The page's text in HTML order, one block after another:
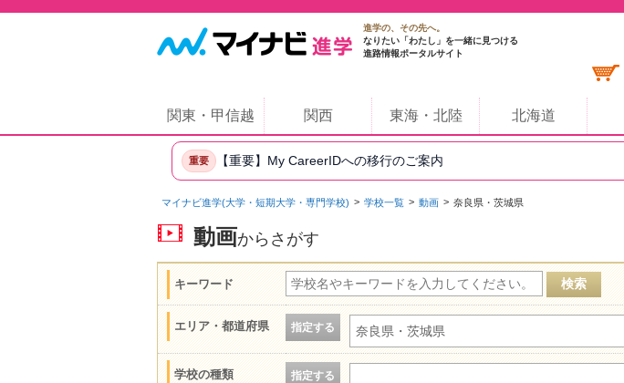
進学の、その先へ。
なりたい「わたし」を一緒に見つける
進路情報ポータルサイト
関東・甲信越 関西 東海・北陸 北海道
重要 【重要】My CareerIDへの移行のご案内
マイナビ進学(大学・短期大学・専門学校) 学校一覧 動画 奈良県・茨城県
動画からさがす
キーワード
エリア・都道府県 指定する 奈良県・茨城県
学校の種類 指定する